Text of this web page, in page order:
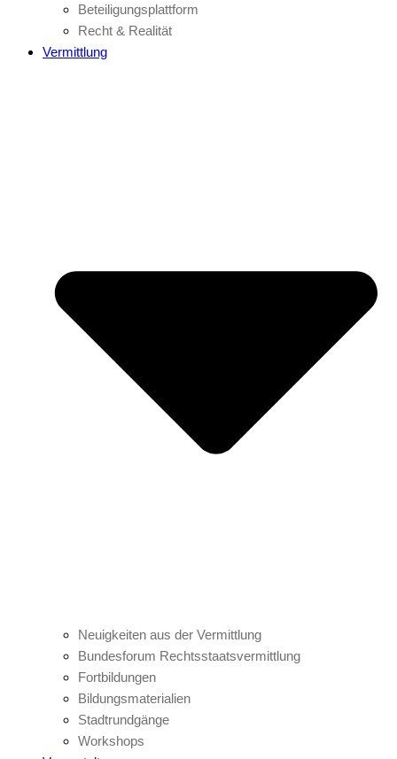
Beteiligungsplattform
Recht & Realität
Vermittlung
Neuigkeiten aus der Vermittlung
Bundesforum Rechtsstaatsvermittlung
Fortbildungen
Bildungsmaterialien
Stadtrundgänge
Workshops